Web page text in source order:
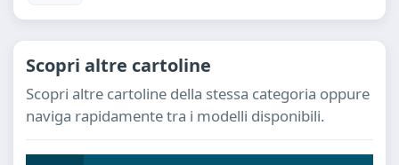
Scopri altre cartoline
Scopri altre cartoline della stessa categoria oppure
naviga rapidamente tra i modelli disponibili.